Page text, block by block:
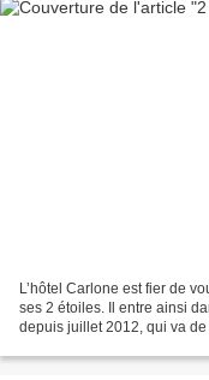
L’hôtel Carlone est fier de
ses 2 étoiles. Il entre ainsi
depuis juillet 2012, qui va